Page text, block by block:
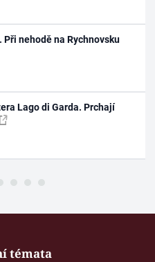
nehodě na Rychnovsku
Lago di Garda. Prchají
témata